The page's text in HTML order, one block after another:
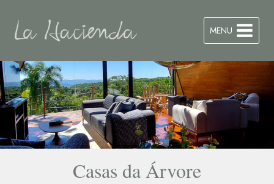
MENU
Casas da Árvore